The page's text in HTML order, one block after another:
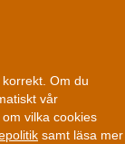
Om du
vår
vilka cookies
samt läsa mer